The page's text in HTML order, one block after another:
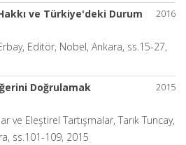
2016
ve Türkiye'deki Durum
Editör, Nobel, Ankara, ss.15-27,
2015
Doğrulamak
ve Eleştirel Tartışmalar, Tarık Tuncay,
ss.101-109, 2015